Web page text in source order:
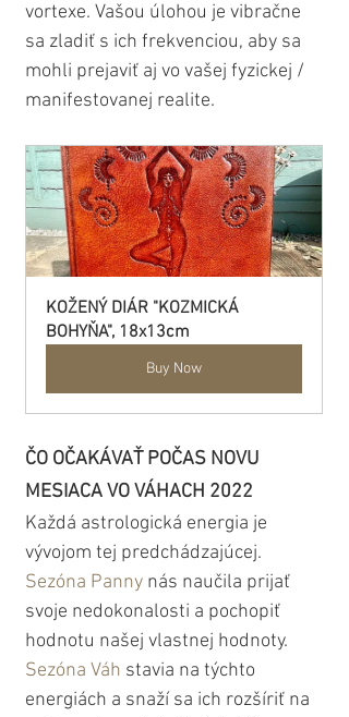
vortexe. Vašou úlohou je vibračne
sa zladiť s ich frekvenciou, aby sa
mohli prejaviť aj vo vašej fyzickej /
manifestovanej realite.
KOŽENÝ DIÁR "KOZMICKÁ
BOHYŇA", 18x13cm
Buy Now
ČO OČAKÁVAŤ POČAS NOVU
MESIACA VO VÁHACH 2022
Každá astrologická energia je
vývojom tej predchádzajúcej.
Sezóna Panny nás naučila prijať
svoje nedokonalosti a pochopiť
hodnotu našej vlastnej hodnoty.
Sezóna Váh stavia na týchto
energiách a snaží sa ich rozšíriť na